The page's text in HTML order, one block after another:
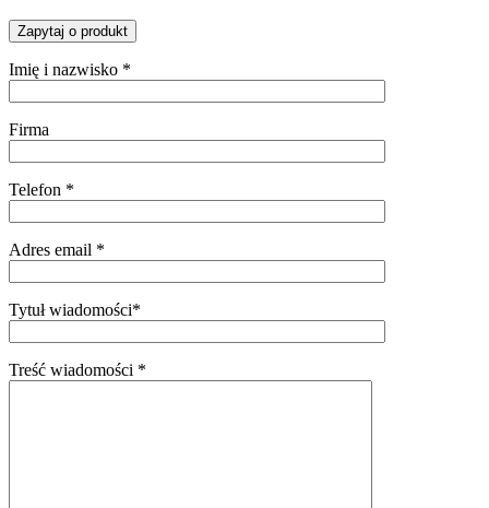
Zapytaj o produkt
Imię i nazwisko *
Firma
Telefon *
Adres email *
Tytuł wiadomości*
Treść wiadomości *